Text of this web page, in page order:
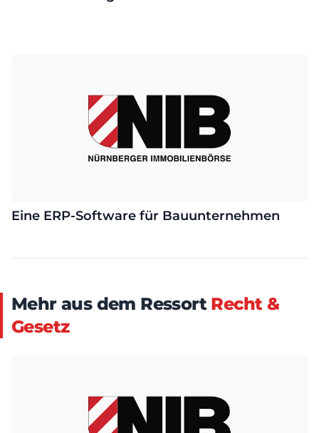
Eine ERP-Software für Bauunternehmen
Mehr aus dem Ressort Recht &
Gesetz